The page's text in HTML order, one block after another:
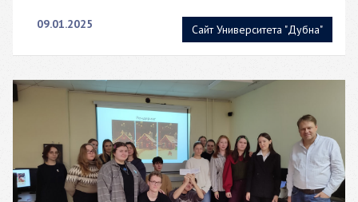
Сайт Университета "Дубна"
09.01.2025